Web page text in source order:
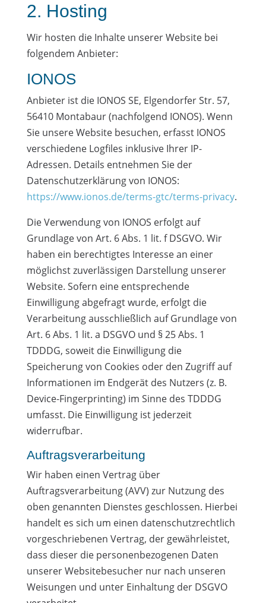
2. Hosting
Wir hosten die Inhalte unserer Website bei
folgendem Anbieter:
IONOS
Anbieter ist die IONOS SE, Elgendorfer Str. 57,
56410 Montabaur (nachfolgend IONOS). Wenn
Sie unsere Website besuchen, erfasst IONOS
verschiedene Logfiles inklusive Ihrer IP-
Adressen. Details entnehmen Sie der
Datenschutzerklärung von IONOS:
https://www.ionos.de/terms-gtc/terms-privacy.
Die Verwendung von IONOS erfolgt auf
Grundlage von Art. 6 Abs. 1 lit. f DSGVO. Wir
haben ein berechtigtes Interesse an einer
möglichst zuverlässigen Darstellung unserer
Website. Sofern eine entsprechende
Einwilligung abgefragt wurde, erfolgt die
Verarbeitung ausschließlich auf Grundlage von
Art. 6 Abs. 1 lit. a DSGVO und § 25 Abs. 1
TDDDG, soweit die Einwilligung die
Speicherung von Cookies oder den Zugriff auf
Informationen im Endgerät des Nutzers (z. B.
Device-Fingerprinting) im Sinne des TDDDG
umfasst. Die Einwilligung ist jederzeit
widerrufbar.
Auftragsverarbeitung
Wir haben einen Vertrag über
Auftragsverarbeitung (AVV) zur Nutzung des
oben genannten Dienstes geschlossen. Hierbei
handelt es sich um einen datenschutzrechtlich
vorgeschriebenen Vertrag, der gewährleistet,
dass dieser die personenbezogenen Daten
unserer Websitebesucher nur nach unseren
Weisungen und unter Einhaltung der DSGVO